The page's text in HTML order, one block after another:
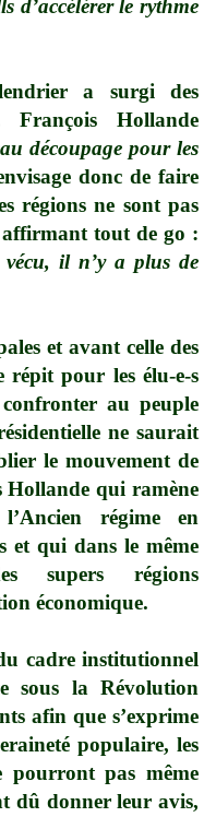
d’accélérer le rythme
a surgi des
François Hollande
découpage pour les
donc de faire
régions ne sont pas
affirmant tout de go :
il n’y a plus de
et avant celle des
répit pour les élu-e-s
au peuple
ne saurait
le mouvement de
Hollande qui ramène
régime en
et qui dans le même
supers régions
économique.
cadre institutionnel
sous la Révolution
afin que s’exprime
populaire, les
pourront pas même
dû donner leur avis,